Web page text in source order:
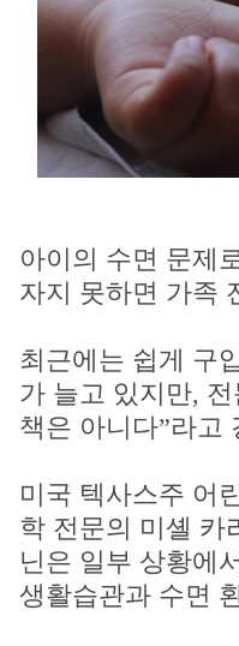
아이의 수면 문제
자지 못하면 가족
최근에는 쉽게 구
가 늘고 있지만,
책은 아니다”라고
미국 텍사스주 어
학 전문의 미셸 카
닌은 일부 상황에
생활습관과 수면